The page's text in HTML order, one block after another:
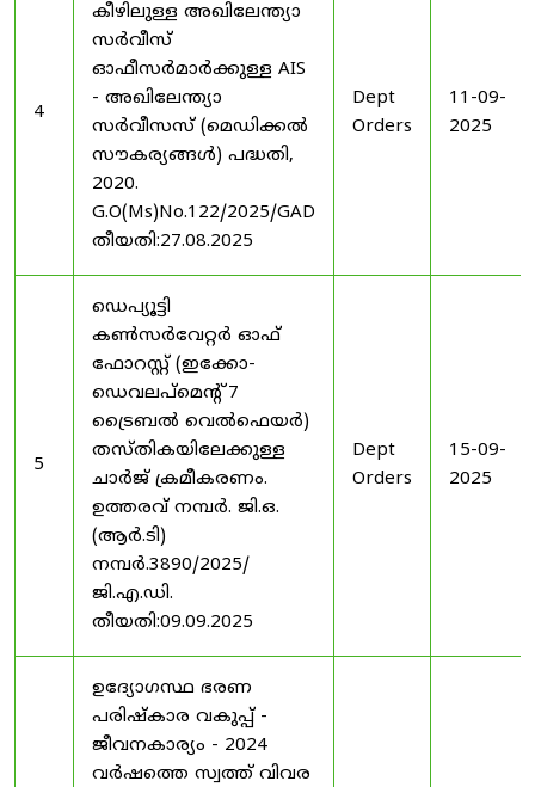
4
കീഴിലുള്ള അഖിലേന്ത്യാ
സർവീസ്
ഓഫീസർമാർക്കുള്ള AIS
- അഖിലേന്ത്യാ
സർവീസസ് (മെഡിക്കൽ
സൗകര്യങ്ങൾ) പദ്ധതി,
2020.
G.O(Ms)No.122/2025/GAD
തീയതി:27.08.2025
Dept
Orders
11-09-
2025
5
ഡെപ്യൂട്ടി
കൺസർവേറ്റർ ഓഫ്
ഫോറസ്റ്റ് (ഇക്കോ-
ഡെവലപ്മെന്റ് 7
ട്രൈബൽ വെൽഫെയർ)
തസ്തികയിലേക്കുള്ള
ചാർജ് ക്രമീകരണം.
ഉത്തരവ് നമ്പർ. ജി.ഒ.
(ആർ.ടി)
നമ്പർ.3890/2025/
ജി.എ.ഡി.
തീയതി:09.09.2025
Dept
Orders
15-09-
2025
ഉദ്യോഗസ്ഥ ഭരണ
പരിഷ്കാര വകുപ്പ് -
ജീവനകാര്യം - 2024
വർഷത്തെ സ്വത്ത് വിവര